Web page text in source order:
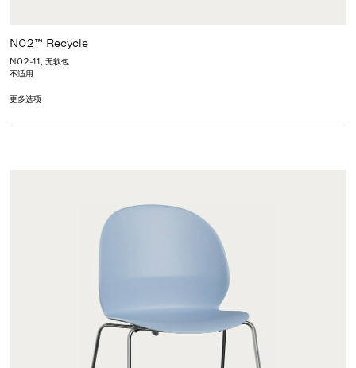
N02™ Recycle
N02-11, 无软包
不适用
更多选项